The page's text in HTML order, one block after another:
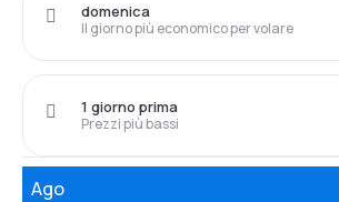
Il giorno più economico per volare
domenica
Prezzi più bassi
1 giorno prima
Ago